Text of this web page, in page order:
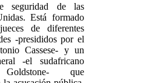
seguridad de las
Está formado
de diferentes
-presididos por el
Cassese- y un
-el sudafricano
que